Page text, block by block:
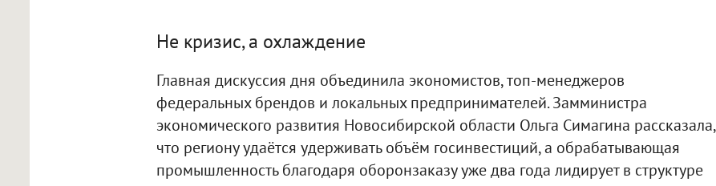
Не кризис, а охлаждение
Главная дискуссия дня объединила экономистов, топ-менеджеров
федеральных брендов и локальных предпринимателей. Замминистра
экономического развития Новосибирской области Ольга Симагина рассказала,
что региону удаётся удерживать объём госинвестиций, а обрабатывающая
промышленность благодаря оборонзаказу уже два года лидирует в структуре